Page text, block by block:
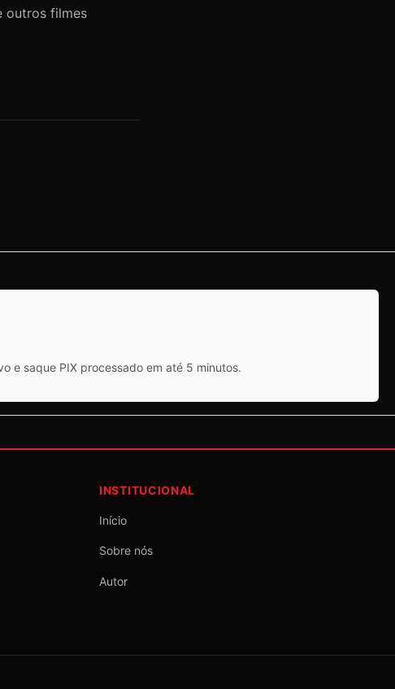
outros filmes
e saque PIX processado em até 5 minutos.
INSTITUCIONAL
Início
Sobre nós
Autor